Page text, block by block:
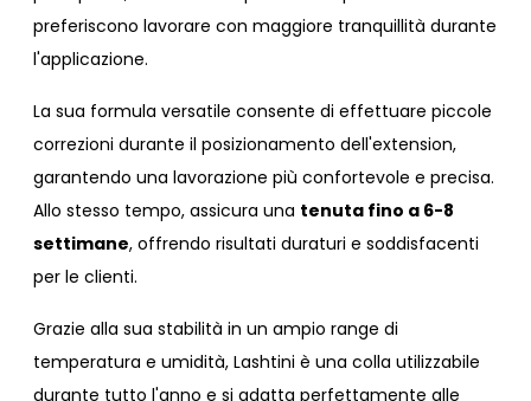
preferiscono lavorare con maggiore tranquillità durante
l'applicazione.
La sua formula versatile consente di effettuare piccole
correzioni durante il posizionamento dell'extension,
garantendo una lavorazione più confortevole e precisa.
Allo stesso tempo, assicura una tenuta fino a 6-8
settimane, offrendo risultati duraturi e soddisfacenti
per le clienti.
Grazie alla sua stabilità in un ampio range di
temperatura e umidità, Lashtini è una colla utilizzabile
durante tutto l'anno e si adatta perfettamente alle